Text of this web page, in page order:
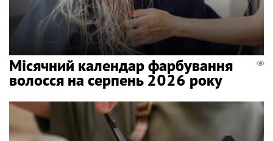
Місячний календар фарбування
волосся на серпень 2026 року